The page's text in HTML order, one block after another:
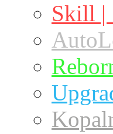
Skill |